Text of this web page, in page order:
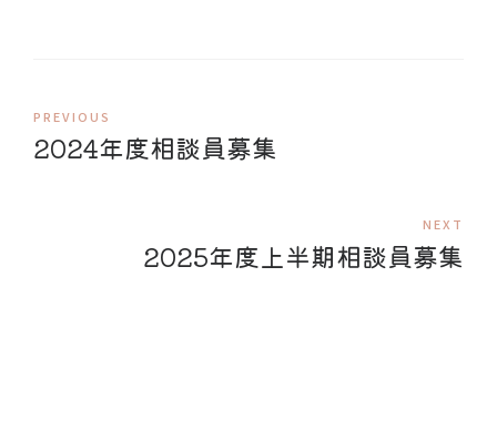
PREVIOUS
2024年度相談員募集
NEXT
2025年度上半期相談員募集